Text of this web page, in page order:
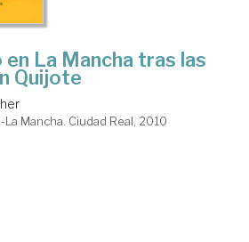
en La Mancha tras las
Quijote
Mancha. Ciudad Real, 2010